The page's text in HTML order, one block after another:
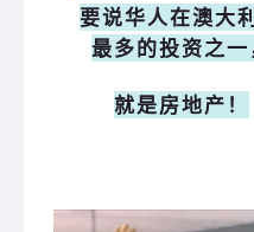
要说华人在澳大
最多的投资之一
就是房地产！